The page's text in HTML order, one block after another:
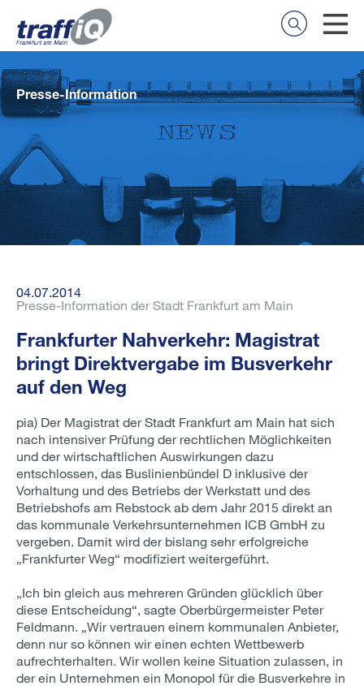
Presse-Information
04.07.2014
Presse-Information der Stadt Frankfurt am Main
Frankfurter Nahverkehr: Magistrat
bringt Direktvergabe im Busverkehr
auf den Weg
pia) Der Magistrat der Stadt Frankfurt am Main hat sich
nach intensiver Prüfung der rechtlichen Möglichkeiten
und der wirtschaftlichen Auswirkungen dazu
entschlossen, das Buslinienbündel D inklusive der
Vorhaltung und des Betriebs der Werkstatt und des
Betriebshofs am Rebstock ab dem Jahr 2015 direkt an
das kommunale Verkehrsunternehmen ICB GmbH zu
vergeben. Damit wird der bislang sehr erfolgreiche
„Frankfurter Weg“ modifiziert weitergeführt.
„Ich bin gleich aus mehreren Gründen glücklich über
diese Entscheidung“, sagte Oberbürgermeister Peter
Feldmann. „Wir vertrauen einem kommunalen Anbieter,
denn nur so können wir einen echten Wettbewerb
aufrechterhalten. Wir wollen keine Situation zulassen, in
der ein Unternehmen ein Monopol für die Busverkehre in